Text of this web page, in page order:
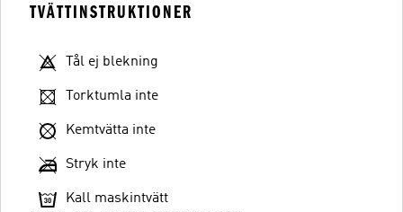
TVÄTTINSTRUKTIONER
Tål ej blekning
Torktumla inte
Kemtvätta inte
Stryk inte
Kall maskintvätt